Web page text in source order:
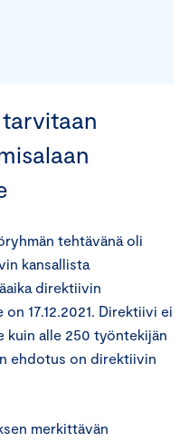
tehtävänä oli
kansallista
direktiivin
17.12.2021. Direktiivi ei
kuin alle 250 työntekijän
ehdotus on direktiivin
merkittävän